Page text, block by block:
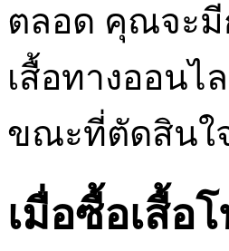
ตลอด คุณจะมี
เสื้อทางออน
ขณะที่ตัดสินใ
เมื่อซื้อเสื้อ